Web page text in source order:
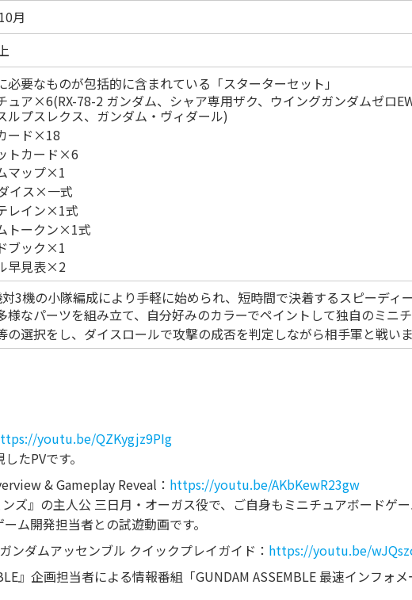
月
必要なものが包括的に含まれている「スターターセット」
ア×6(RX-78-2 ガンダム、シャア専用ザク、ウイングガンダムゼロ
ルプスレクス、ガンダム・ヴィダール)
ード×18
トカード×6
マップ×1
イス×一式
レイン×1式
トークン×1式
ブック×1
早見表×2
3機の小隊編成により手軽に始められ、短時間で決着するスピーディ
様なパーツを組み立て、自分好みのカラーでペイントして独自のミニチ
の選択をし、ダイスロールで攻撃の成否を判定しながら相手軍と戦いま
youtu.be/QZKygjz9PIg
たPVです。
& Gameplay Reveal： https://youtu.be/AKbKewR23gw
ズ』の主人公 三日月・オーガス役で、ご自身もミニチュアボードゲ
ム開発担当者との試遊動画です。
ダムアッセンブル クイックプレイガイド： https://youtu.be/
』企画担当者による情報番組「GUNDAM ASSEMBLE 最速インフォ